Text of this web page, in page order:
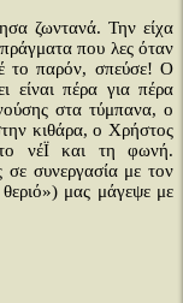
ζωντανά. Την είχα
που λες όταν
το παρόν, σπεύσε! Ο
είναι πέρα για πέρα
στα τύμπανα, ο
κιθάρα, ο Χρήστος
νέΪ και τη φωνή.
σε συνεργασία με τον
μας μάγεψε με